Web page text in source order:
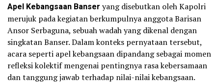
Apel Kebangsaan Banser yang disebutkan oleh Kapolri
merujuk pada kegiatan berkumpulnya anggota Barisan
Ansor Serbaguna, sebuah wadah yang dikenal dengan
singkatan Banser. Dalam konteks pernyataan tersebut,
acara seperti apel kebangsaan dipandang sebagai momen
refleksi kolektif mengenai pentingnya rasa kebersamaan
dan tanggung jawab terhadap nilai-nilai kebangsaan.